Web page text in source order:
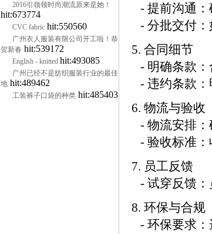
2016引领领时尚潮流原来是她！
hit:673774
CVC fabric hit:550560
广州衣人服装有限公司开工啦！恭
贺新春 hit:539172
English - knitted hit:493085
广州已经不是纺织服装行业的最佳
地 hit:489462
工装裤子口袋的种类 hit:485403
- 提前沟通：
- 分批交付：
5. 合同细节
- 明确条款：
- 违约条款：
6. 物流与验收
- 物流安排：
- 验收标准：
7. 员工反馈
- 试穿反馈：
8. 环保与合规
- 环保要求：